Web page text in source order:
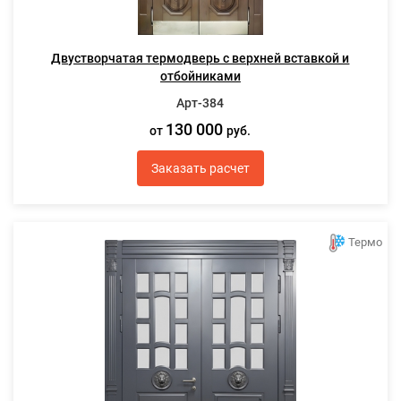
Двустворчатая термодверь с верхней вставкой и
отбойниками
Арт-384
от 130 000руб.
Заказать расчет
Термо